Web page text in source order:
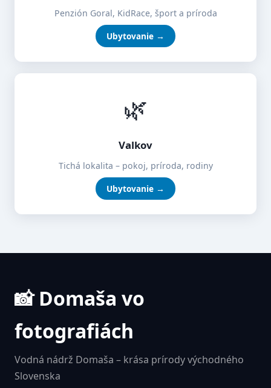
Penzión Goral, KidRace, šport a príroda
Ubytovanie →
🌿
Valkov
Tichá lokalita – pokoj, príroda, rodiny
Ubytovanie →
📸 Domaša vo
fotografiách
Vodná nádrž Domaša – krása prírody východného
Slovenska